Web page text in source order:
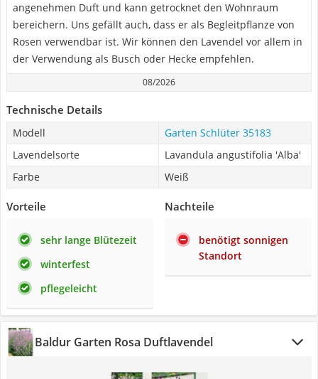
angenehmen Duft und kann getrocknet den Wohnraum
bereichern. Uns gefällt auch, dass er als Begleitpflanze von
Rosen verwendbar ist. Wir können den Lavendel vor allem in
der Verwendung als Busch oder Hecke empfehlen.
08/2026
Technische Details
Modell
Garten Schlüter ‎35183
Lavendelsorte
Lavandula angustifolia 'Alba'
Farbe
Weiß
Vorteile
sehr lange Blütezeit
winterfest
pflegeleicht
Nachteile
benötigt sonnigen
Standort
Baldur Garten Rosa Duftlavendel